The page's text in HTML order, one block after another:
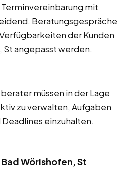
mit
Beratungsgespräche
der Kunden
St angepasst werden.
müssen in der Lage
zu verwalten, Aufgaben
einzuhalten.
Wörishofen, St